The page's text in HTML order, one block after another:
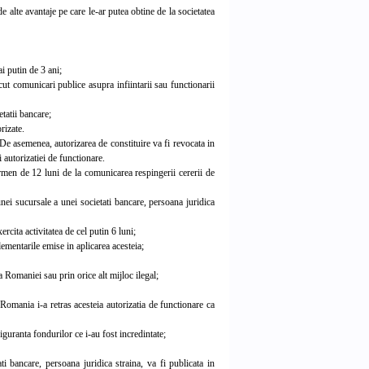
avantaje pe care le-ar putea obtine de la societatea
putin de 3 ani;
comunicari publice asupra infiintarii sau functionarii
bancare;
asemenea, autorizarea de constituire va fi revocata in
de functionare.
de 12 luni de la comunicarea respingerii cererii de
sucursale a unei societati bancare, persoana juridica
activitatea de cel putin 6 luni;
emise in aplicarea acesteia;
Romaniei sau prin orice alt mijloc ilegal;
i-a retras acesteia autorizatia de functionare ca
fondurilor ce i-au fost incredintate;
bancare, persoana juridica straina, va fi publicata in